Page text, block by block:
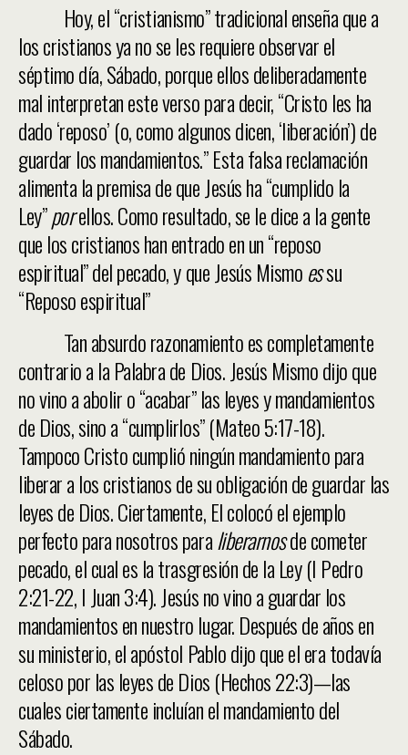
Hoy, el “cristianismo” tradicional enseña que a
los cristianos ya no se les requiere observar el
séptimo día, Sábado, porque ellos deliberadamente
mal interpretan este verso para decir, “Cristo les ha
dado ‘reposo’ (o, como algunos dicen, ‘liberación’) de
guardar los mandamientos.” Esta falsa reclamación
alimenta la premisa de que Jesús ha “cumplido la
Ley”porellos. Como resultado, se le dice a la gente
que los cristianos han entrado en un “reposo
espiritual” del pecado, y que Jesús Mismoessu
“Reposo espiritual”
Tan absurdo razonamiento es completamente
contrario a la Palabra de Dios. Jesús Mismo dijo que
no vino a abolir o “acabar” las leyes y mandamientos
de Dios, sino a “cumplirlos” (Mateo 5:17-18).
Tampoco Cristo cumplió ningún mandamiento para
liberar a los cristianos de su obligación de guardar las
leyes de Dios. Ciertamente, El colocó el ejemplo
perfecto para nosotros paraliberarnosde cometer
pecado, el cual es la trasgresión de la Ley (I Pedro
2:21-22, I Juan 3:4). Jesús no vino a guardar los
mandamientos en nuestro lugar. Después de años en
su ministerio, el apóstol Pablo dijo que el era todavía
celoso por las leyes de Dios (Hechos 22:3)—las
cuales ciertamente incluían el mandamiento del
Sábado.